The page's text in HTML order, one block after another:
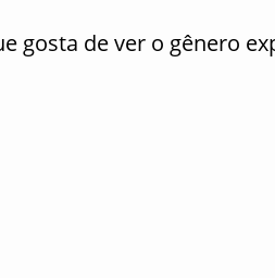
gosta de ver o gênero